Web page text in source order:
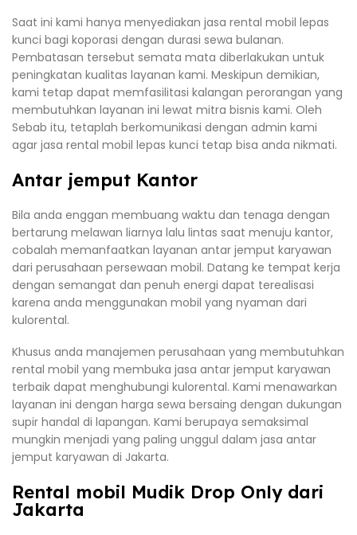
Saat ini kami hanya menyediakan jasa rental mobil lepas
kunci bagi koporasi dengan durasi sewa bulanan.
Pembatasan tersebut semata mata diberlakukan untuk
peningkatan kualitas layanan kami. Meskipun demikian,
kami tetap dapat memfasilitasi kalangan perorangan yang
membutuhkan layanan ini lewat mitra bisnis kami. Oleh
Sebab itu, tetaplah berkomunikasi dengan admin kami
agar jasa rental mobil lepas kunci tetap bisa anda nikmati.
Antar jemput Kantor
Bila anda enggan membuang waktu dan tenaga dengan
bertarung melawan liarnya lalu lintas saat menuju kantor,
cobalah memanfaatkan layanan antar jemput karyawan
dari perusahaan persewaan mobil. Datang ke tempat kerja
dengan semangat dan penuh energi dapat terealisasi
karena anda menggunakan mobil yang nyaman dari
kulorental.
Khusus anda manajemen perusahaan yang membutuhkan
rental mobil yang membuka jasa antar jemput karyawan
terbaik dapat menghubungi kulorental. Kami menawarkan
layanan ini dengan harga sewa bersaing dengan dukungan
supir handal di lapangan. Kami berupaya semaksimal
mungkin menjadi yang paling unggul dalam jasa antar
jemput karyawan di Jakarta.
Rental mobil Mudik Drop Only dari
Jakarta